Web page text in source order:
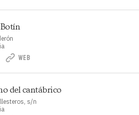
WEB
del cantábrico
s/n